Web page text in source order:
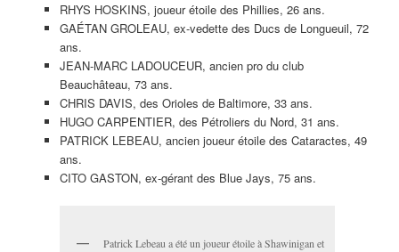
RHYS HOSKINS, joueur étoile des Phillies, 26 ans.
GAÉTAN GROLEAU, ex-vedette des Ducs de Longueuil, 72
ans.
JEAN-MARC LADOUCEUR, ancien pro du club
Beauchâteau, 73 ans.
CHRIS DAVIS, des Orioles de Baltimore, 33 ans.
HUGO CARPENTIER, des Pétroliers du Nord, 31 ans.
PATRICK LEBEAU, ancien joueur étoile des Cataractes, 49
ans.
CITO GASTON, ex-gérant des Blue Jays, 75 ans.
Patrick Lebeau a été un joueur étoile à Shawinigan et